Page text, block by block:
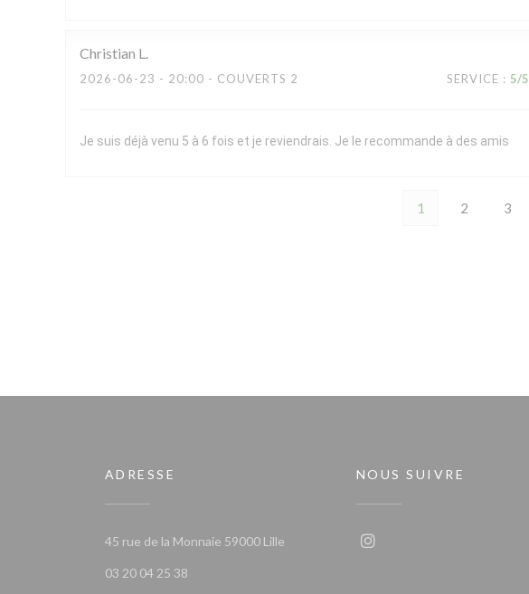
Christian L
2026-06-23 - 20:00 - COUVERTS 2 SERVICE : 5/5
Je suis déjà venu 5 à 6 fois et je reviendrais. Je le recommande à des amis
1 2 3
ADRESSE
45 rue de la Monnaie 59000 Lille((ouvre une nouvelle fenêtre))
03 20 04 25 38
NOUS SUIVRE